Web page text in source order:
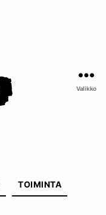
Valikko
TOIMINTA